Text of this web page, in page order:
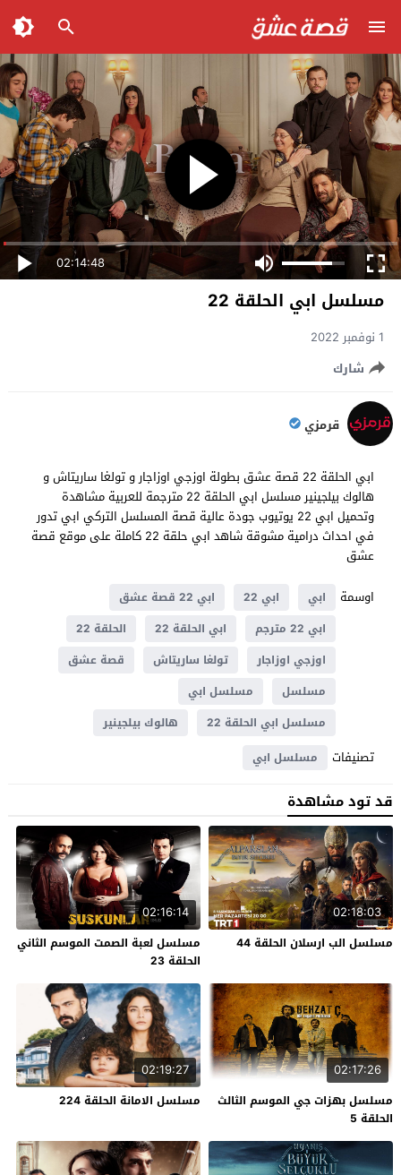
02:14:48
مسلسل ابي الحلقة 22
1 نوفمبر 2022
شارك
قرمزي
ابي الحلقة 22 قصة عشق بطولة اوزجي اوزاجار و تولغا ساريتاش و
هالوك بيلجينير مسلسل ابي الحلقة 22 مترجمة للعربية مشاهدة
وتحميل ابي 22 يوتيوب جودة عالية قصة المسلسل التركي ابي تدور
في احداث درامية مشوقة شاهد ابي حلقة 22 كاملة على موقع قصة
عشق
اوسمة
ابي ابي 22
ابي 22 قصة عشق
ابي 22 مترجم
ابي الحلقة 22
الحلقة 22
اوزجي اوزاجار
تولغا ساريتاش
قصة عشق
مسلسل
مسلسل ابي
مسلسل ابي الحلقة 22
هالوك بيلجينير
تصنيفات مسلسل ابي
قد تود مشاهدة
02:18:03
مسلسل الب ارسلان الحلقة 44
02:16:14
مسلسل لعبة الصمت الموسم الثاني
الحلقة 23
02:17:26
مسلسل بهزات جي الموسم الثالث
الحلقة 5
02:19:27
مسلسل الامانة الحلقة 224